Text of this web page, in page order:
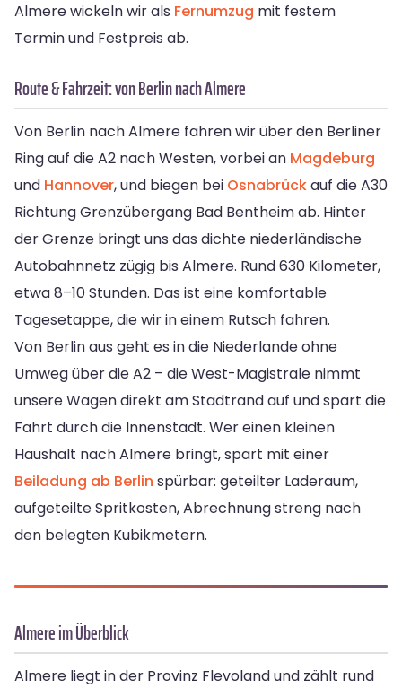
Almere wickeln wir als Fernumzug mit festem
Termin und Festpreis ab.
Route & Fahrzeit: von Berlin nach Almere
Von Berlin nach Almere fahren wir über den Berliner
Ring auf die A2 nach Westen, vorbei an Magdeburg
und Hannover, und biegen bei Osnabrückauf die A30
Richtung Grenzübergang Bad Bentheim ab. Hinter
der Grenze bringt uns das dichte niederländische
Autobahnnetz zügig bis Almere. Rund 630 Kilometer,
etwa 8–10 Stunden. Das ist eine komfortable
Tagesetappe, die wir in einem Rutsch fahren.
Von Berlin aus geht es in die Niederlande ohne
Umweg über die A2 – die West-Magistrale nimmt
unsere Wagen direkt am Stadtrand auf und spart die
Fahrt durch die Innenstadt. Wer einen kleinen
Haushalt nach Almere bringt, spart mit einer
Beiladung ab Berlin spürbar: geteilter Laderaum,
aufgeteilte Spritkosten, Abrechnung streng nach
den belegten Kubikmetern.
Almere im Überblick
Almere liegt in der Provinz Flevoland und zählt rund